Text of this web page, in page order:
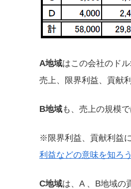
A地域はこの会社のドル
売上、限界利益、貢献
B地域も、売上の規模
※限界利益、貢献利益に
利益などの意味を知ろう
C地域は、A 、B地域の